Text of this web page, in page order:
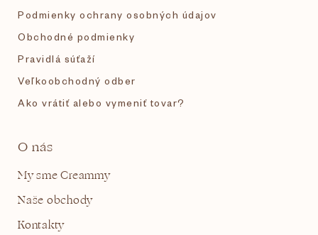
Podmienky ochrany osobných údajov
Obchodné podmienky
Pravidlá súťaží
Veľkoobchodný odber
Ako vrátiť alebo vymeniť tovar?
O nás
My sme Creammy
Naše obchody
Kontakty